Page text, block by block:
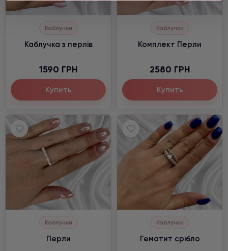
Каблучки
Каблучка з перлів
1590 ГРН
Купить
Каблучки
Комплект Перли
2580 ГРН
Купить
Каблучки
Перли
Каблучки
Гематит срібло